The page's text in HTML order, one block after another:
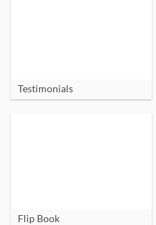
Testimonials
Flip Book